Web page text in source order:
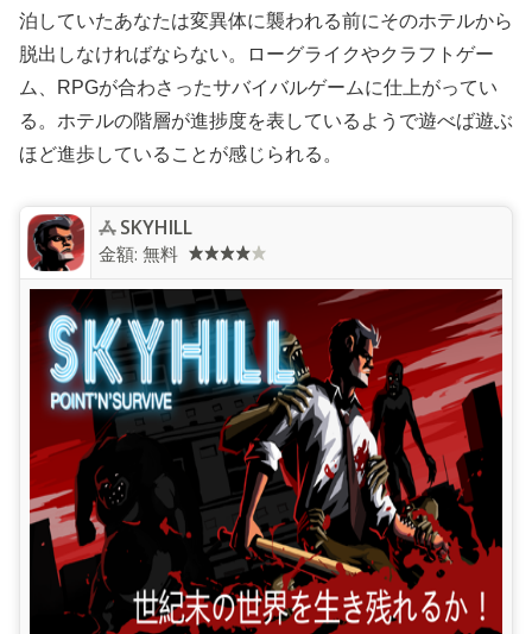
泊していたあなたは変異体に襲われる前にそのホテルから
脱出しなければならない。ローグライクやクラフトゲー
ム、RPGが合わさったサバイバルゲームに仕上がってい
る。ホテルの階層が進捗度を表しているようで遊べば遊ぶ
ほど進歩していることが感じられる。
SKYHILL
金額: 無料